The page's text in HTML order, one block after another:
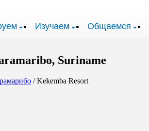
Изучаем Общаемся
Suriname
/ Kekemba Resort